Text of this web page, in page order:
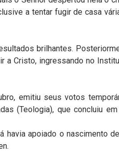
a tentar fugir de casa
brilhantes.
a Cristo, ingressando no
emitiu seus votos
(Teologia), que concluiu
havia apoiado o nascimento